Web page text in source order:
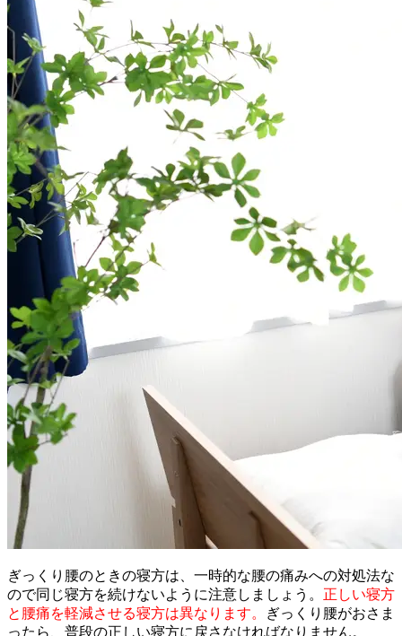
ぎっくり腰のときの寝方は、一時的な腰の痛みへの対処法な
ので同じ寝方を続けないように注意しましょう。 正しい寝方
と腰痛を軽減させる寝方は異なります。
ぎっくり腰がおさま
ったら、普段の正しい寝方に戻さなければなりません。